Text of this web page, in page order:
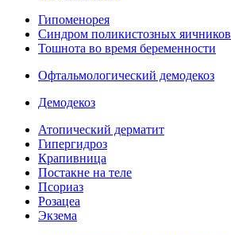
Гипоменорея
Синдром поликистозных яичников
Тошнота во время беременности
Офтальмологический демодекоз
Демодекоз
Атопический дерматит
Гипергидроз
Крапивница
Постакне на теле
Псориаз
Розацеа
Экзема